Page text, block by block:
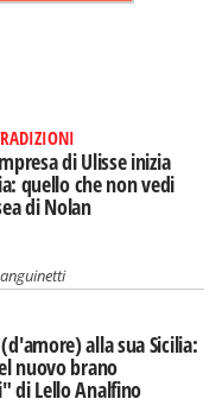
di Ulisse inizia
quello che non vedi
di Nolan
alla sua Sicilia:
nuovo brano
di Lello Analfino